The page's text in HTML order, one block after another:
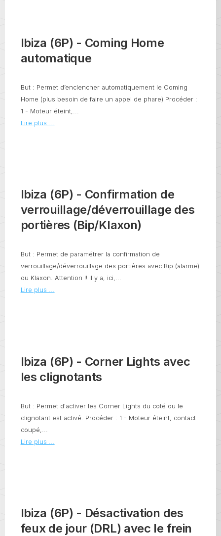
Ibiza (6P) - Coming Home
automatique
But : Permet d’enclencher automatiquement le Coming
Home (plus besoin de faire un appel de phare) Procéder :
1 - Moteur éteint,...
Lire plus ...
Ibiza (6P) - Confirmation de
verrouillage/déverrouillage des
portières (Bip/Klaxon)
But : Permet de paramétrer la confirmation de
verrouillage/déverrouillage des portières avec Bip (alarme)
ou Klaxon. Attention !! Il y a, ici,...
Lire plus ...
Ibiza (6P) - Corner Lights avec
les clignotants
But : Permet d'activer les Corner Lights du coté ou le
clignotant est activé. Procéder : 1 - Moteur éteint, contact
coupé,...
Lire plus ...
Ibiza (6P) - Désactivation des
feux de jour (DRL) avec le frein